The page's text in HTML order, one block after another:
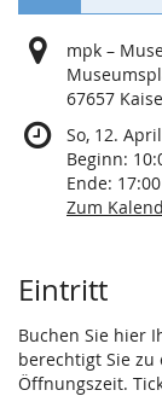
mpk –
67657
So, 12.
Beginn:
Ende: 17:00
Zum
Produkte
Eintritt
Buchen Sie hier
berechtigt Sie
Öffnungszeit.